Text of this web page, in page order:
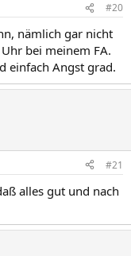
#20
nämlich gar nicht
bei meinem FA.
einfach Angst grad.
#21
alles gut und nach